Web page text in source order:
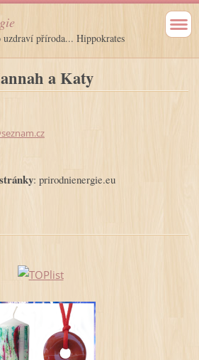
příroda... Hippokrates
a Katy
: prirodnienergie.eu